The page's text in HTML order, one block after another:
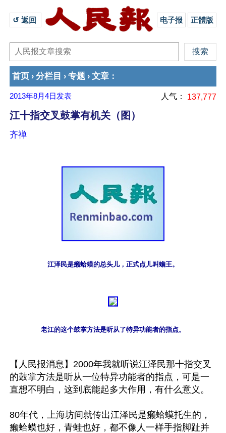
↺ 返回 电子报 正體版
首页 › 分栏目 › 专题 › 文章 ：
2013年8月4日 发表 人气： 137,777
江十指交叉鼓掌有机关（图）
齐禅
江泽民是癞蛤蟆的总头儿，正式点儿叫蟾王。
老江的这个鼓掌方法是听从了特异功能者的指点。
【人民报消息】2000年我就听说江泽民那十指交叉
的鼓掌方法是听从一位特异功能者的指点，可是一
直想不明白，这到底能起多大作用，有什么意义。
80年代，上海坊间就传出江泽民是癞蛤蟆托生的，
癞蛤蟆也好，青蛙也好，都不像人一样手指脚趾并